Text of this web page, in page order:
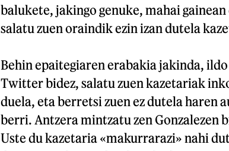
balukete, jakingo genuke, mahai
salatu zuen oraindik ezin izan dutela
Behin epaitegiaren erabakia jakinda,
Twitter bidez, salatu zuen kazetariak
duela, eta berretsi zuen ez dutela haren
berri. Antzera mintzatu zen Gonzalezen
Uste du kazetaria «makurrarazi» nahi